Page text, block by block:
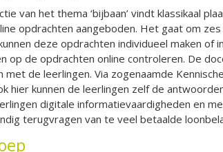
van het thema ‘bijbaan’ vindt klassikaal
opdrachten aangeboden. Het gaat om
deze opdrachten individueel maken of
op de opdrachten online controleren. De
met de leerlingen. Via zogenaamde
hier kunnen de leerlingen zelf de
digitale informatievaardigheden en
terugvragen van te veel betaalde